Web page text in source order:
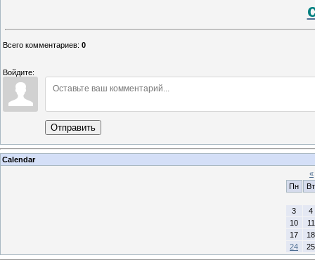
Всего комментариев: 0
Войдите:
Отправить
Calendar
«
Пн
Вт
3
4
10
11
17
18
24
25